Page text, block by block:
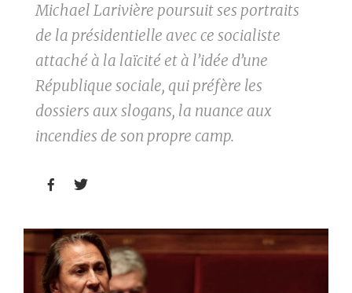
Michael Larivière poursuit ses portraits
de la présidentielle avec ce socialiste
attaché à la laïcité et à l’idée d’une
République sociale, qui préfère les
dossiers aux slogans, la nuance aux
incendies de son propre camp.
 